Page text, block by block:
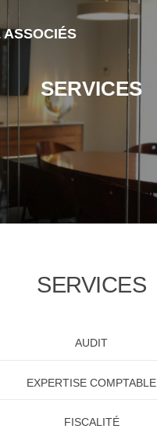
ASSOCIÉS
SERVICES
SERVICES
AUDIT
EXPERTISE COMPTABLE
FISCALITÉ